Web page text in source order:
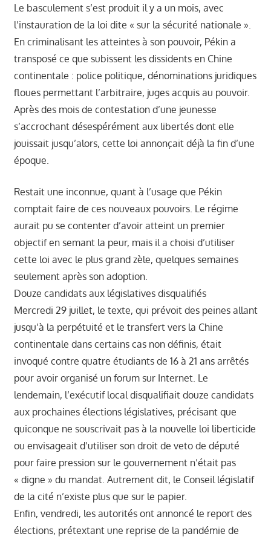
Le basculement s’est produit il y a un mois, avec
l’instauration de la loi dite « sur la sécurité nationale ».
En criminalisant les atteintes à son pouvoir, Pékin a
transposé ce que subissent les dissidents en Chine
continentale : police politique, dénominations juridiques
floues permettant l’arbitraire, juges acquis au pouvoir.
Après des mois de contestation d’une jeunesse
s’accrochant désespérément aux libertés dont elle
jouissait jusqu’alors, cette loi annonçait déjà la fin d’une
époque.
Restait une inconnue, quant à l’usage que Pékin
comptait faire de ces nouveaux pouvoirs. Le régime
aurait pu se contenter d’avoir atteint un premier
objectif en semant la peur, mais il a choisi d’utiliser
cette loi avec le plus grand zèle, quelques semaines
seulement après son adoption.
Douze candidats aux législatives disqualifiés
Mercredi 29 juillet, le texte, qui prévoit des peines allant
jusqu’à la perpétuité et le transfert vers la Chine
continentale dans certains cas non définis, était
invoqué contre quatre étudiants de 16 à 21 ans arrêtés
pour avoir organisé un forum sur Internet. Le
lendemain, l’exécutif local disqualifiait douze candidats
aux prochaines élections législatives, précisant que
quiconque ne souscrivait pas à la nouvelle loi liberticide
ou envisageait d’utiliser son droit de veto de député
pour faire pression sur le gouvernement n’était pas
« digne » du mandat. Autrement dit, le Conseil législatif
de la cité n’existe plus que sur le papier.
Enfin, vendredi, les autorités ont annoncé le report des
élections, prétextant une reprise de la pandémie de